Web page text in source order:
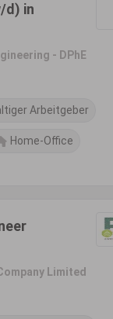
d) in
- DPhE
Arbeitgeber
Home-Office
Limited